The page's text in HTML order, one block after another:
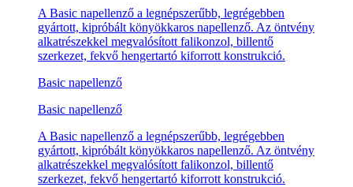
A Basic napellenző a legnépszerűbb, legrégebben
gyártott, kipróbált könyökkaros napellenző. Az öntvény
alkatrészekkel megvalósított falikonzol, billentő
szerkezet, fekvő hengertartó kiforrott konstrukció.
Basic napellenző
Basic napellenző
A Basic napellenző a legnépszerűbb, legrégebben
gyártott, kipróbált könyökkaros napellenző. Az öntvény
alkatrészekkel megvalósított falikonzol, billentő
szerkezet, fekvő hengertartó kiforrott konstrukció.